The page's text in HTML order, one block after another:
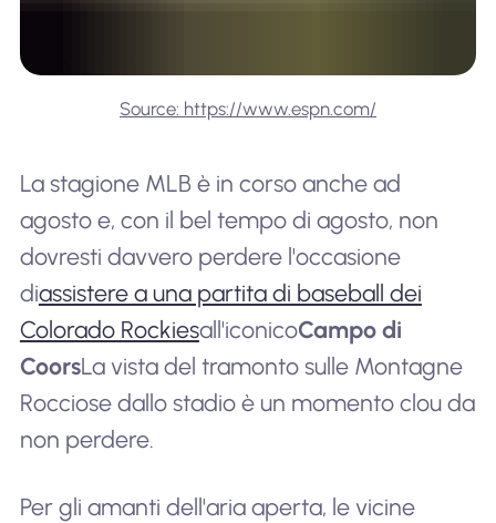
Source: https://www.espn.com/
La stagione MLB è in corso anche ad
agosto e, con il bel tempo di agosto, non
dovresti davvero perdere l'occasione
diassistere a una partita di baseball dei
Colorado Rockiesall'iconicoCampo di
CoorsLa vista del tramonto sulle Montagne
Rocciose dallo stadio è un momento clou da
non perdere.
Per gli amanti dell'aria aperta, le vicine